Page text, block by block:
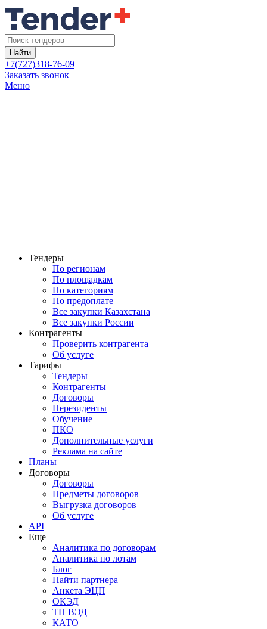
Найти
+7(727)318-76-09
Заказать звонок
Меню
Тендеры
По регионам
По площадкам
По категориям
По предоплате
Все закупки Казахстана
Все закупки России
Контрагенты
Проверить контрагента
Об услуге
Тарифы
Тендеры
Контрагенты
Договоры
Нерезиденты
Обучение
ПКО
Дополнительные услуги
Реклама на сайте
Планы
Договоры
Договоры
Предметы договоров
Выгрузка договоров
Об услуге
API
Еще
Аналитика по договорам
Аналитика по лотам
Блог
Найти партнера
Анкета ЭЦП
ОКЭД
ТН ВЭД
КАТО